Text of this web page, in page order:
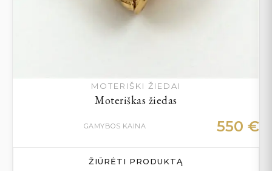
MOTERIŠKI ŽIEDAI
Moteriškas žiedas
GAMYBOS KAINA 550 €
ŽIŪRĖTI PRODUKTĄ